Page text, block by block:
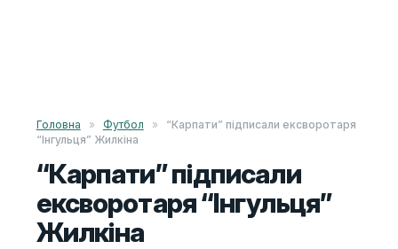
Головна » Футбол »
“Карпати” підписали ексворотаря
“Інгульця” Жилкіна
“Карпати” підписали
ексворотаря “Інгульця”
Жилкіна